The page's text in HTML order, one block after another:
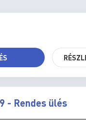
- Rendes ülés